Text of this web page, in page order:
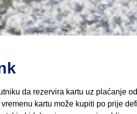
da rezervira kartu uz plaćanje
kartu može kupiti po prije